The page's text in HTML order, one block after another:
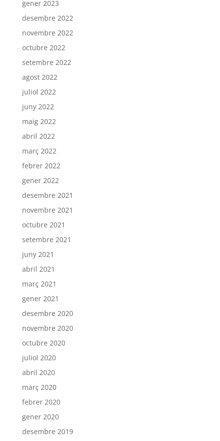
gener 2023
desembre 2022
novembre 2022
octubre 2022
setembre 2022
agost 2022
juliol 2022
juny 2022
maig 2022
abril 2022
març 2022
febrer 2022
gener 2022
desembre 2021
novembre 2021
octubre 2021
setembre 2021
juny 2021
abril 2021
març 2021
gener 2021
desembre 2020
novembre 2020
octubre 2020
juliol 2020
abril 2020
març 2020
febrer 2020
gener 2020
desembre 2019